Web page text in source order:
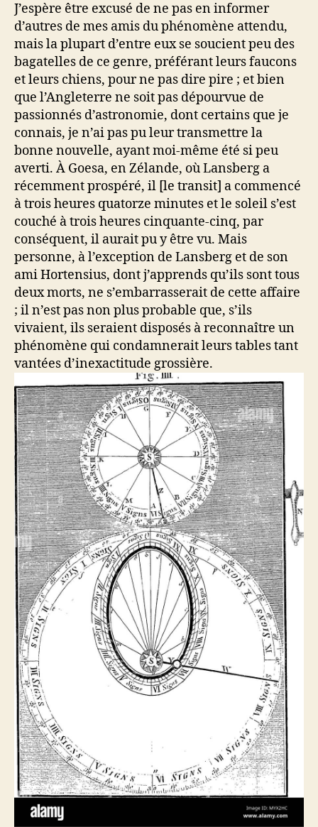
J’espère être excusé de ne pas en informer
d’autres de mes amis du phénomène attendu,
mais la plupart d’entre eux se soucient peu des
bagatelles de ce genre, préférant leurs faucons
et leurs chiens, pour ne pas dire pire ; et bien
que l’Angleterre ne soit pas dépourvue de
passionnés d’astronomie, dont certains que je
connais, je n’ai pas pu leur transmettre la
bonne nouvelle, ayant moi-même été si peu
averti. À Goesa, en Zélande, où Lansberg a
récemment prospéré, il [le transit] a commencé
à trois heures quatorze minutes et le soleil s’est
couché à trois heures cinquante-cinq, par
conséquent, il aurait pu y être vu. Mais
personne, à l’exception de Lansberg et de son
ami Hortensius, dont j’apprends qu’ils sont tous
deux morts, ne s’embarrasserait de cette affaire
; il n’est pas non plus probable que, s’ils
vivaient, ils seraient disposés à reconnaître un
phénomène qui condamnerait leurs tables tant
vantées d’inexactitude grossière.